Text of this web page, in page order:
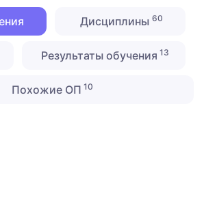
Дисциплины 60
Результаты обучения 13
Похожие ОП 10